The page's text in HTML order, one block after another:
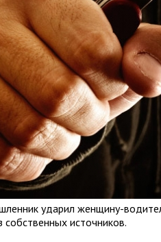
ударил женщину-
собственных источников.